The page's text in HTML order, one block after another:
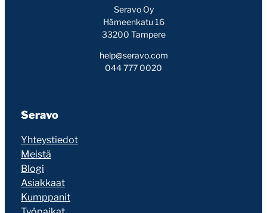
Seravo Oy
Hämeenkatu 16
33200 Tampere
help@seravo.com
044 777 0020
Seravo
Yhteystiedot
Meistä
Blogi
Asiakkaat
Kumppanit